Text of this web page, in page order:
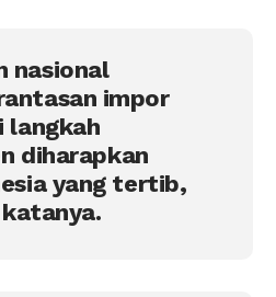
nasional
impor
langkah
diharapkan
yang tertib,